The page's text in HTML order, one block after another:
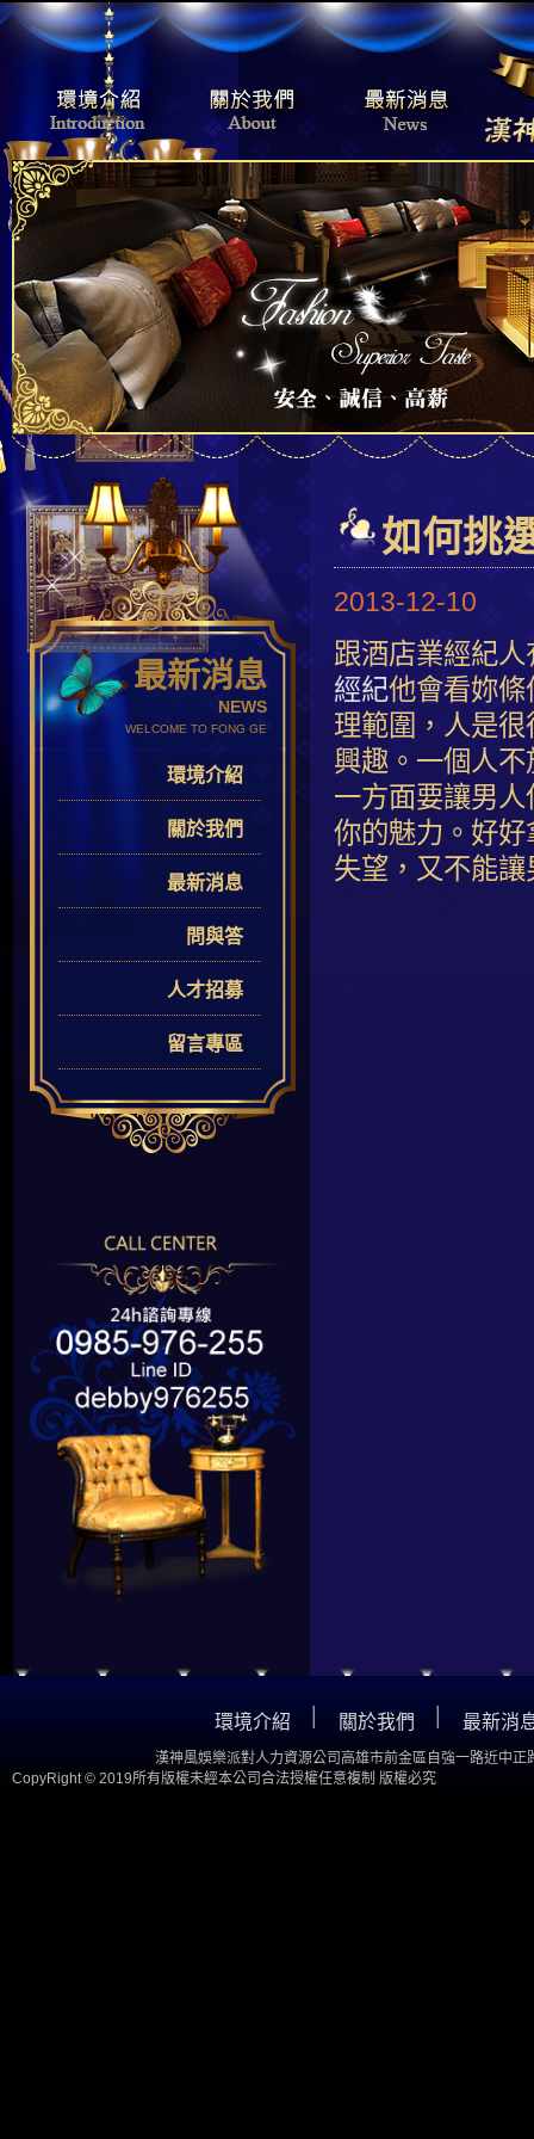
最新消息
NEWS
WELCOME TO FONG GE
環境介紹
關於我們
最新消息
問與答
人才招募
留言專區
如何挑
2013-12-10
跟酒店業經紀
經紀他會看妳
理範圍，人是很
興趣。一個人
一方面要讓男
你的魅力。好
失望，又不能
環境介紹 關於我們 最新消
漢神風娛樂派對人力資源公司高雄市前金區自強一路近中正
CopyRight © 2019所有版權未經本公司合法授權任意複制 版權必究